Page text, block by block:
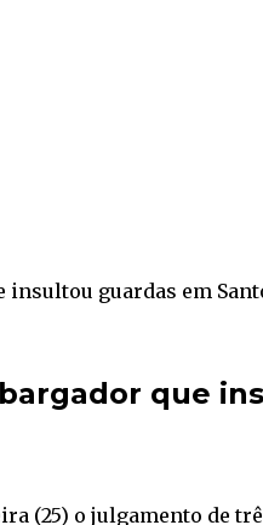
insultou guardas em
que
(25) o julgamento de